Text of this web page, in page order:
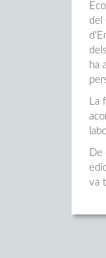
del
ha
La
De
va